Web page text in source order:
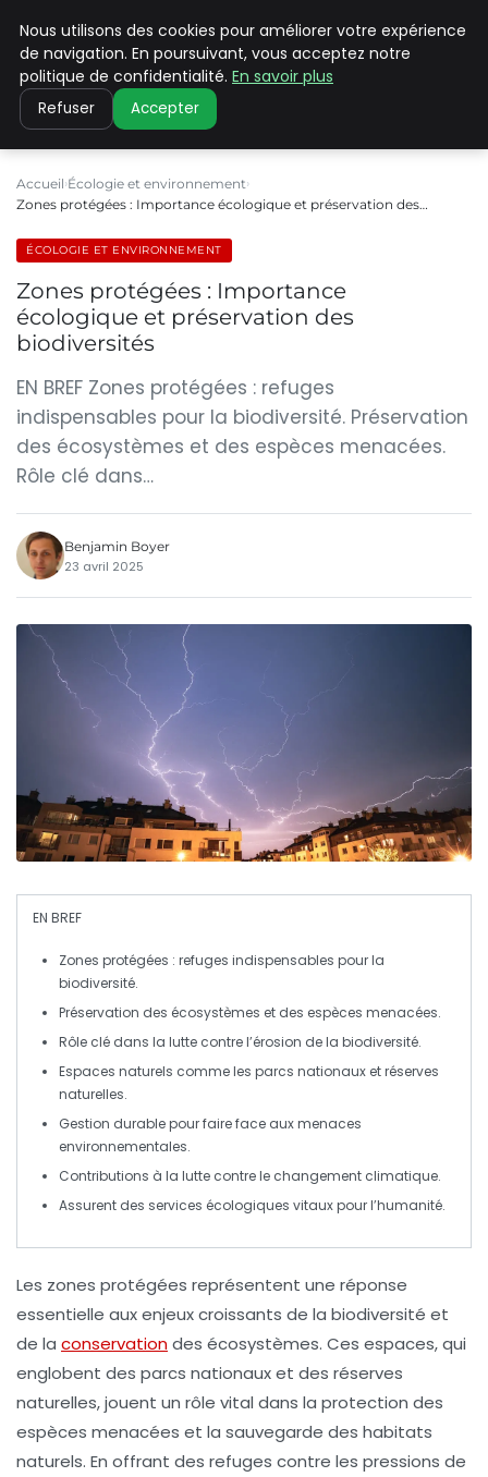
CLIMATE C ADVANCED
Accueil Écologie et environnement
Zones protégées : Importance écologique et préservation des…
ÉCOLOGIE ET ENVIRONNEMENT
Zones protégées : Importance
écologique et préservation des
biodiversités
EN BREF Zones protégées : refuges
indispensables pour la biodiversité. Préservation
des écosystèmes et des espèces menacées.
Rôle clé dans…
Benjamin Boyer
23 avril 2025
EN BREF
Zones protégées : refuges indispensables pour la
biodiversité.
Préservation des écosystèmes et des espèces menacées.
Rôle clé dans la lutte contre l’érosion de la biodiversité.
Espaces naturels comme les parcs nationaux et réserves
naturelles.
Gestion durable pour faire face auxmenaces
environnementales.
Contributions à la lutte contre le changement climatique.
Assurent des services écologiques vitaux pour l’humanité.
Les zones protégées représentent une réponse
essentielle aux enjeux croissants de la biodiversité et
de la conservationdes écosystèmes. Ces espaces, qui
englobent des parcs nationaux et des réserves
naturelles, jouent un rôle vital dans la protection des
espèces menacées et la sauvegarde des habitats
naturels. En offrant des refuges contre les pressions de
Nous utilisons des cookies pour améliorer votre expérience
de navigation. En poursuivant, vous acceptez notre
politique de confidentialité. En savoir plus
Refuser Accepter